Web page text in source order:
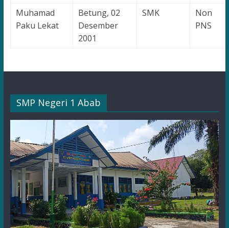
Muhamad
Paku Lekat
Betung, 02
Desember
2001
SMK
Non
PNS
SMP Negeri 1 Abab